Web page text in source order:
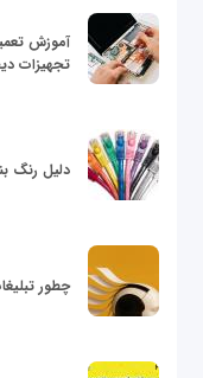
آموزش
تجهیزات
دلیل رنگ
چطور